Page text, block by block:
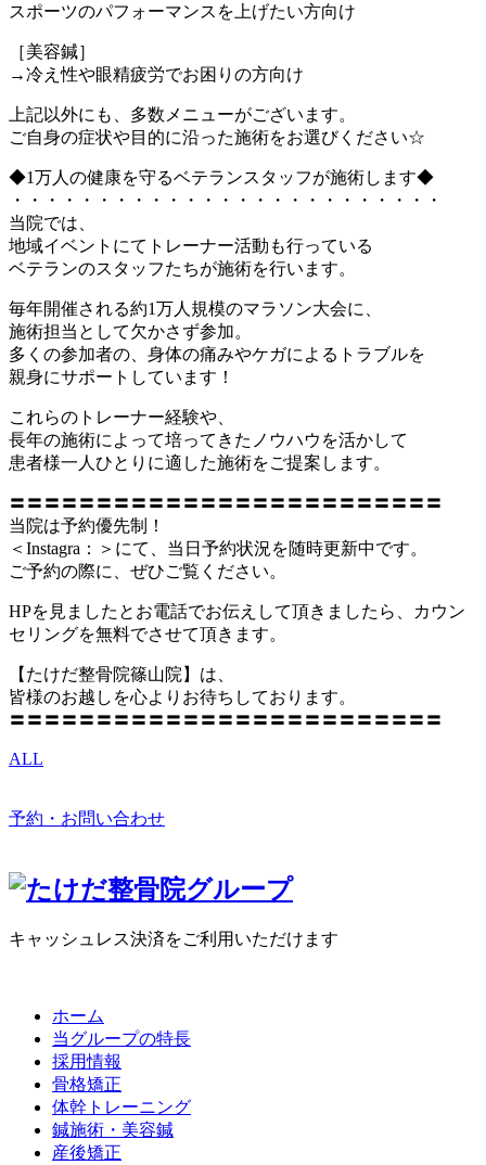
スポーツのパフォーマンスを上げたい方向け
［美容鍼］
→冷え性や眼精疲労でお困りの方向け
上記以外にも、多数メニューがございます。
ご自身の症状や目的に沿った施術をお選びください☆
◆1万人の健康を守るベテランスタッフが施術します◆
・・・・・・・・・・・・・・・・・・・・・・・・・
当院では、
地域イベントにてトレーナー活動も行っている
ベテランのスタッフたちが施術を行います。
毎年開催される約1万人規模のマラソン大会に、
施術担当として欠かさず参加。
多くの参加者の、身体の痛みやケガによるトラブルを
親身にサポートしています！
これらのトレーナー経験や、
長年の施術によって培ってきたノウハウを活かして
患者様一人ひとりに適した施術をご提案します。
〓〓〓〓〓〓〓〓〓〓〓〓〓〓〓〓〓〓〓〓〓〓〓〓〓
当院は予約優先制！
＜Instagra：＞にて、当日予約状況を随時更新中です。
ご予約の際に、ぜひご覧ください。
HPを見ましたとお電話でお伝えして頂きましたら、カウン
セリングを無料でさせて頂きます。
【たけだ整骨院篠山院】は、
皆様のお越しを心よりお待ちしております。
〓〓〓〓〓〓〓〓〓〓〓〓〓〓〓〓〓〓〓〓〓〓〓〓〓
ALL
予約・お問い合わせ
キャッシュレス決済をご利用いただけます
ホーム
当グループの特長
採用情報
骨格矯正
体幹トレーニング
鍼施術・美容鍼
産後矯正